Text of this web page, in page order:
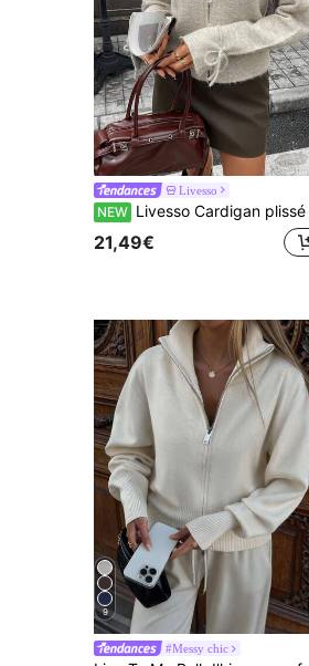
Livesso
NEW Livesso Cardigan plissé de couleur unie décontracté polyvalent pour le port quotidien des femmes
21,49€
9
#Messy chic